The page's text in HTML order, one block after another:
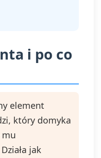
i po co
element
który domyka
jak